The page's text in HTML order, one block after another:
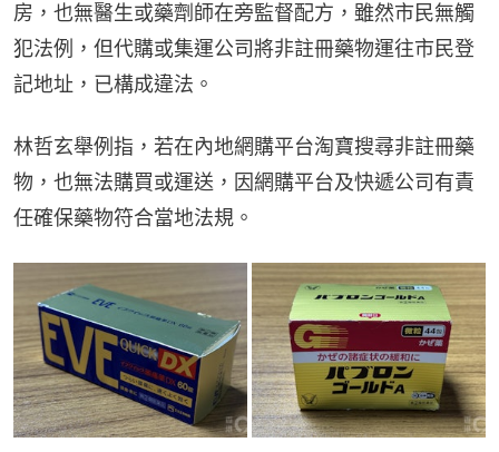
房，也無醫生或藥劑師在旁監督配方，雖然市民無觸
犯法例，但代購或集運公司將非註冊藥物運往市民登
記地址，已構成違法。
林哲玄舉例指，若在內地網購平台淘寶搜尋非註冊藥
物，也無法購買或運送，因網購平台及快遞公司有責
任確保藥物符合當地法規。